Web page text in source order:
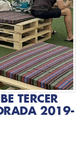
TERCER
2019-